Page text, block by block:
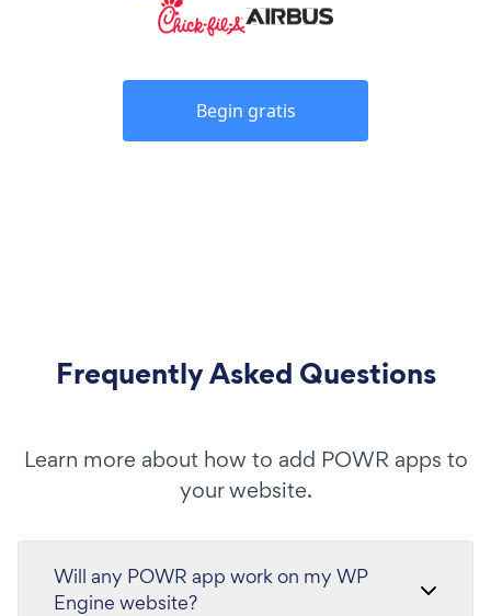
Begin gratis
Frequently Asked Questions
Learn more about how to add POWR apps to
your website.
Will any POWR app work on my WP
Engine website?